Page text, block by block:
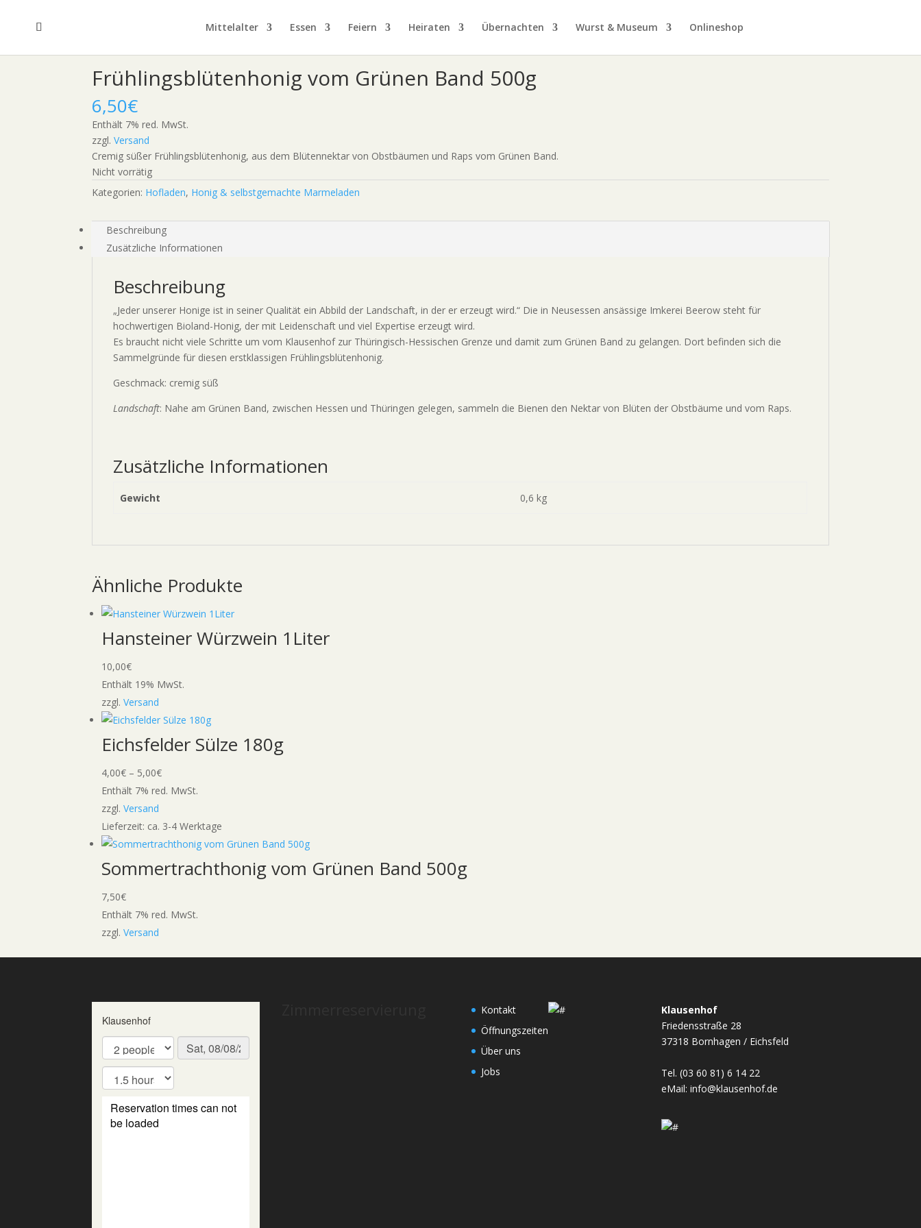
Mittelalter Essen Feiern Heiraten Übernachten Wurst & Museum Onlineshop
Frühlingsblütenhonig vom Grünen Band 500g
6,50€
Enthält 7% red. MwSt.
zzgl.Versand
Cremig süßer Frühlingsblütenhonig, aus dem Blütennektar von Obstbäumen und Raps vom Grünen Band.
Nicht vorrätig
Kategorien: Hofladen, Honig & selbstgemachte Marmeladen
Beschreibung
Zusätzliche Informationen
Beschreibung
„Jeder unserer Honige ist in seiner Qualität ein Abbild der Landschaft, in der er erzeugt wird.“ Die in Neusessen ansässige Imkerei Beerow steht für
hochwertigen Bioland-Honig, der mit Leidenschaft und viel Expertise erzeugt wird.
Es braucht nicht viele Schritte um vom Klausenhof zur Thüringisch-Hessischen Grenze und damit zum Grünen Band zu gelangen. Dort befinden sich die
Sammelgründe für diesen erstklassigen Frühlingsblütenhonig.
Geschmack: cremig süß
Landschaft: Nahe am Grünen Band, zwischen Hessen und Thüringen gelegen, sammeln die Bienen den Nektar von Blüten der Obstbäume und vom Raps.
Zusätzliche Informationen
Gewicht 0,6 kg
Ähnliche Produkte
Hansteiner Würzwein 1Liter
10,00€
Enthält 19% MwSt.
zzgl.Versand
Eichsfelder Sülze 180g
4,00€ – 5,00€Preisspanne:
4,00€
5,00€
Enthält 7% red. MwSt.
zzgl.Versand
Lieferzeit: ca. 3-4 Werktage
Sommertrachthonig vom Grünen Band 500g
7,50€
Enthält 7% red. MwSt.
zzgl.Versand
Kontakt
Öffnungszeiten
Über uns
Jobs
Klausenhof
Friedensstraße 28
37318 Bornhagen / Eichsfeld
Tel. (03 60 81) 6 14 22
eMail: info@klausenhof.de